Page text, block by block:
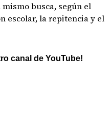
busca, según el
escolar, la repitencia y el
canal de YouTube!